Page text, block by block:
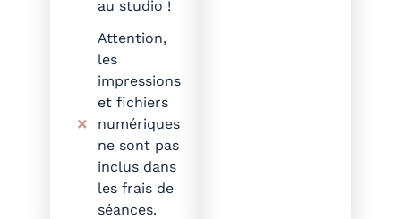
au studio !
Attention,
les
impressions
et fichiers
numériques
ne sont pas
inclus dans
les frais de
séances.